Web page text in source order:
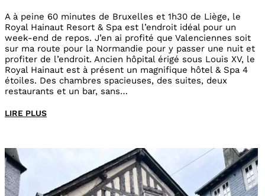
A à peine 60 minutes de Bruxelles et 1h30 de Liège, le
Royal Hainaut Resort & Spa est l’endroit idéal pour un
week-end de repos. J’en ai profité que Valenciennes soit
sur ma route pour la Normandie pour y passer une nuit et
profiter de l’endroit. Ancien hôpital érigé sous Louis XV, le
Royal Hainaut est à présent un magnifique hôtel & Spa 4
étoiles. Des chambres spacieuses, des suites, deux
restaurants et un bar, sans…
LIRE PLUS